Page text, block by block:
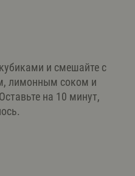
и смешайте с
лимонным соком и
на 10 минут,